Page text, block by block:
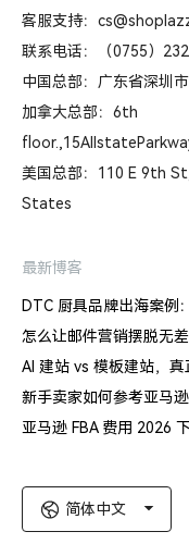
客服支持：
联系电话：（0755）
中国总部：广东省深圳
加拿大总部：6th
美国总部：110 E 9th
States
最新博客
怎么让邮件营销摆脱无
AI 建站 vs 模板建站，
新手卖家如何参考亚马
亚马逊 FBA 费用 2026
简体中文